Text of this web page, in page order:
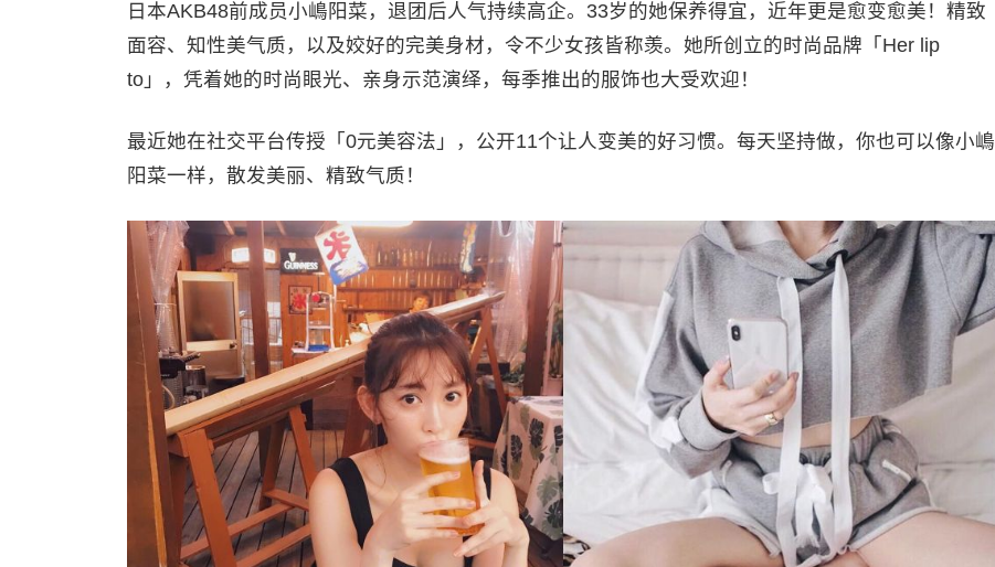
日本AKB48前成员小嶋阳菜，退团后人气持续高企。33岁的她保养得宜，近年更是愈变愈美！精致
面容、知性美气质，以及姣好的完美身材，令不少女孩皆称羡。她所创立的时尚品牌「Her lip
to」，凭着她的时尚眼光、亲身示范演绎，每季推出的服饰也大受欢迎！
最近她在社交平台传授「0元美容法」，公开11个让人变美的好习惯。每天坚持做，你也可以像小嶋
阳菜一样，散发美丽、精致气质！